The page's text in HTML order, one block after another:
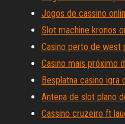
Jogos de cassino
Slot machine kronos
Casino perto de west
Casino mais próximo
Besplatna casino igra
Antena de slot plano
Cassino cruzeiro ft